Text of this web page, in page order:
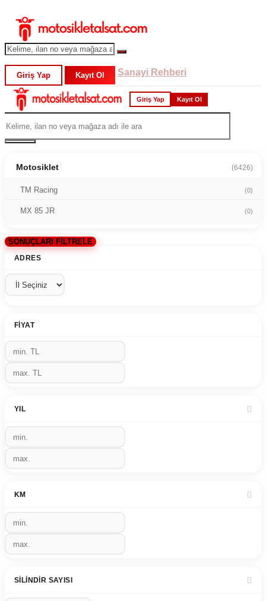
Giriş Yap Kayıt Ol Sanayi Rehberi
Giriş Yap Kayıt Ol
Motosiklet (6426)
TM Racing (0)
MX 85 JR (0)
SONUÇLARI FİLTRELE
ADRES
FIYAT
YIL
KM
SILINDIR SAYISI